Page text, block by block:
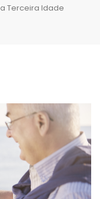
Terceira Idade